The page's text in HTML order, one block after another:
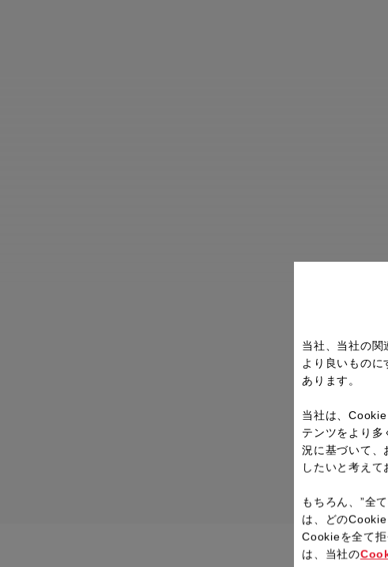
当社、当社の関
より良いものに
あります。
当社は、
テンツをより多
況に基づいて、
したいと考えて
もちろん、”全
は、どの
Cookieを全て
は、当社の